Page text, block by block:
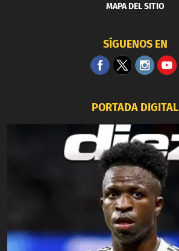
MAPA DEL SITIO
SÍGUENOS EN
PORTADA DIGITAL